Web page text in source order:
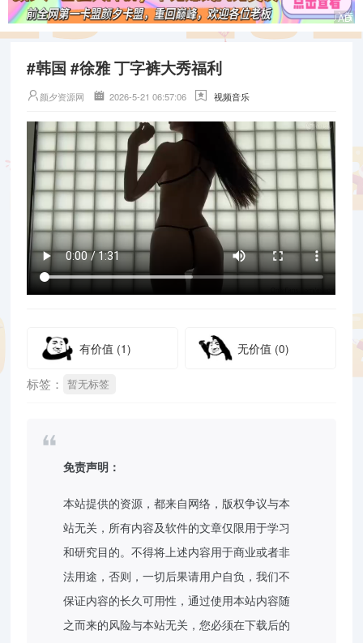
#韩国 #徐雅 丁字裤大秀福利
颜夕资源网 2026-5-21 06:57:06 视频音乐
有价值 (1) 无价值 (0)
标签： 暂无标签
免责声明：
本站提供的资源，都来自网络，版权争议与本
站无关，所有内容及软件的文章仅限用于学习
和研究目的。不得将上述内容用于商业或者非
法用途，否则，一切后果请用户自负，我们不
保证内容的长久可用性，通过使用本站内容随
之而来的风险与本站无关，您必须在下载后的